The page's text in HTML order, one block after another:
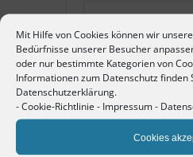
Mit Hilfe von Cookies können wir
Bedürfnisse unserer Besucher
oder nur bestimmte Kategorien von
Informationen zum Datenschutz finden
Datenschutzerklärung.
-Cookie-Richtlinie - Impressum-
Cookies
Pate:
Hilda-
Pforzheim